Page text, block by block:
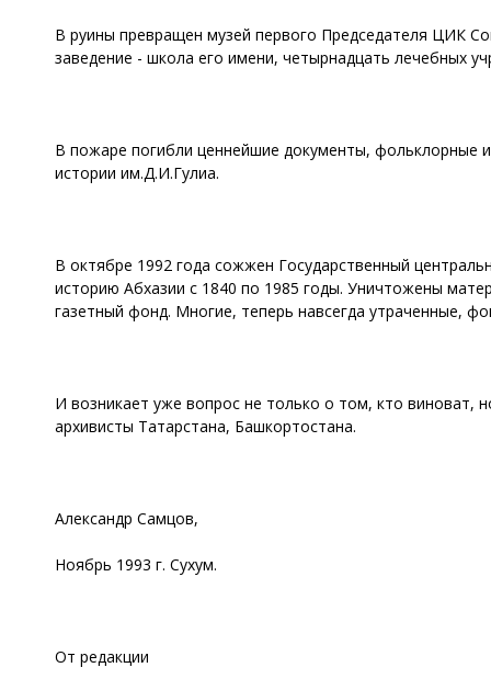
В руины превращен музей первого Председателя ЦИК
заведение - школа его имени, четырнадцать лечебных
В пожаре погибли ценнейшие документы, фольклорные
истории им.Д.И.Гулиа.
В октябре 1992 года сожжен Государственный
историю Абхазии с 1840 по 1985 годы. Уничтожены
газетный фонд. Многие, теперь навсегда утраченные,
И возникает уже вопрос не только о том, кто виноват,
архивисты Татарстана, Башкортостана.
Александр Самцов,
Ноябрь 1993 г. Сухум.
От редакции